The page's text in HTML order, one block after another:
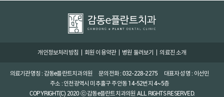
개인정보처리방침 회원 이용약관 병원 둘러보기 의료진 소개
의료기관명칭 : 감동e플란트치과의원 문의전화 : 032-228-2275
대표자 성명 : 이선민
주소 : 인천광역시 미추홀구 주안동 14-52번지 4~5층
COPYRIGHT(C) 2020 ⓒ 감동e플란트치과의원 ALL RIGHTS RESERVED.